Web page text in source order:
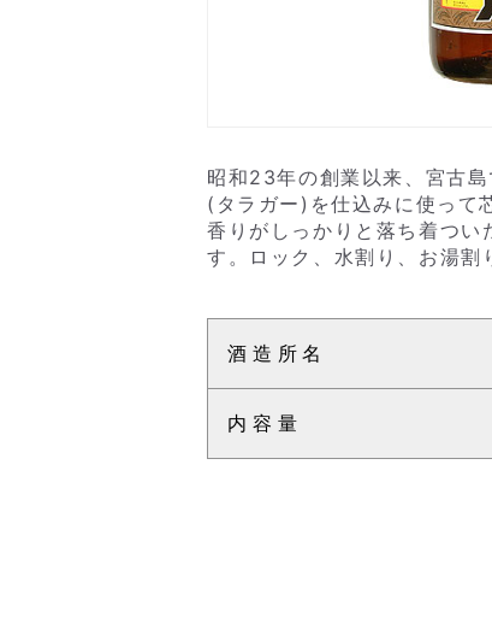
昭和23年の創業以来、宮古
(タラガー)を仕込みに使って
香りがしっかりと落ち着つ
す。ロック、水割り、お湯割
酒造所名
内容量